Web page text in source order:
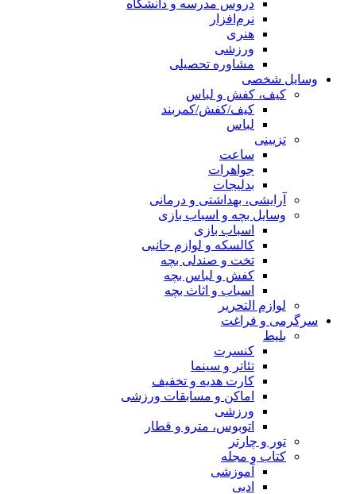
دروس مدرسه و دانشگاه
نرم‌افزار
هنری
ورزشی
مشاوره تحصیلی
وسایل شخصی
کیف، کفش و لباس
کیف/کفش/کمربند
لباس
تزیینی
ساعت
جواهرات
بدلیجات
آرایشی، بهداشتی و درمانی
وسایل بچه و اسباب بازی
اسباب بازی
کالسکه و لوازم جانبی
تخت و صندلی بچه
کفش و لباس بچه
اسباب و اثاث بچه
لوازم التحریر
سرگرمی و فراغت
بلیط
کنسرت
تئاتر و سینما
کارت هدیه و تخفیف
اماکن و مسابقات ورزشی
ورزشی
اتوبوس، مترو و قطار
تور و چارتر
کتاب و مجله
آموزشی
ادبی